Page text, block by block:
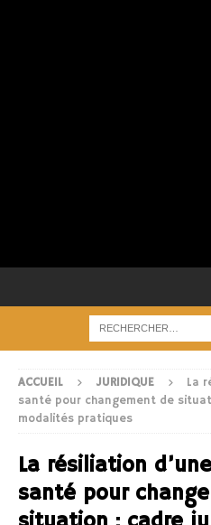
ACCUEIL JURIDIQUE
La
santé pour changement de
modalités pratiques
La résiliation
santé pour